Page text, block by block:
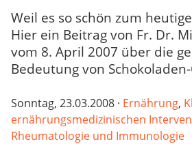
Weil es so schön zum
Hier ein Beitrag von Fr. Dr.
vom 8. April 2007 über die
Bedeutung von
Sonntag, 23.03.2008 · Ernährung,
ernährungsmedizinischen
Rheumatologie und Immunologie